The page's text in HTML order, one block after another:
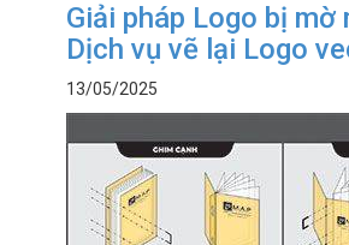
Giải pháp Logo bị
Dịch vụ vẽ lại Logo
13/05/2025